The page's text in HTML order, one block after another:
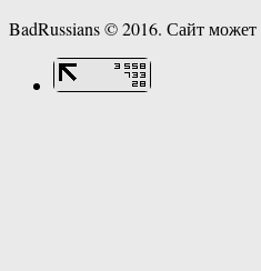
BadRussians © 2016. Сайт